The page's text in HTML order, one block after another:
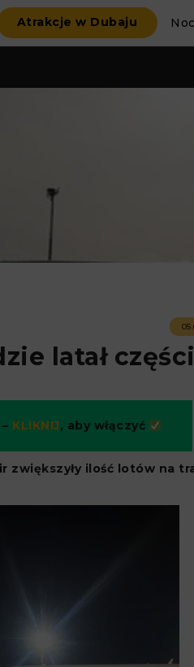
Atrakcje w Dubaju
latał
KLIKNIJ, aby włączyć
ilość lotów na